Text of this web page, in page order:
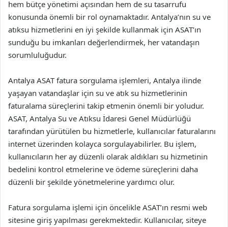
hem bütçe yönetimi açısından hem de su tasarrufu
konusunda önemli bir rol oynamaktadır. Antalya’nın su ve
atıksu hizmetlerini en iyi şekilde kullanmak için ASAT’ın
sunduğu bu imkanları değerlendirmek, her vatandaşın
sorumluluğudur.
Antalya ASAT fatura sorgulama işlemleri, Antalya ilinde
yaşayan vatandaşlar için su ve atık su hizmetlerinin
faturalama süreçlerini takip etmenin önemli bir yoludur.
ASAT, Antalya Su ve Atıksu İdaresi Genel Müdürlüğü
tarafından yürütülen bu hizmetlerle, kullanıcılar faturalarını
internet üzerinden kolayca sorgulayabilirler. Bu işlem,
kullanıcıların her ay düzenli olarak aldıkları su hizmetinin
bedelini kontrol etmelerine ve ödeme süreçlerini daha
düzenli bir şekilde yönetmelerine yardımcı olur.
Fatura sorgulama işlemi için öncelikle ASAT’ın resmi web
sitesine giriş yapılması gerekmektedir. Kullanıcılar, siteye